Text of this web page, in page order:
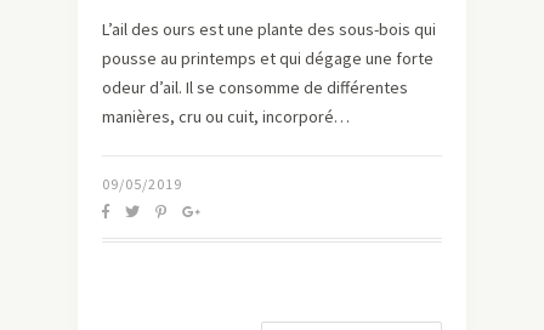
L’ail des ours est une plante des sous-bois qui
pousse au printemps et qui dégage une forte
odeur d’ail. Il se consomme de différentes
manières, cru ou cuit, incorporé…
09/05/2019